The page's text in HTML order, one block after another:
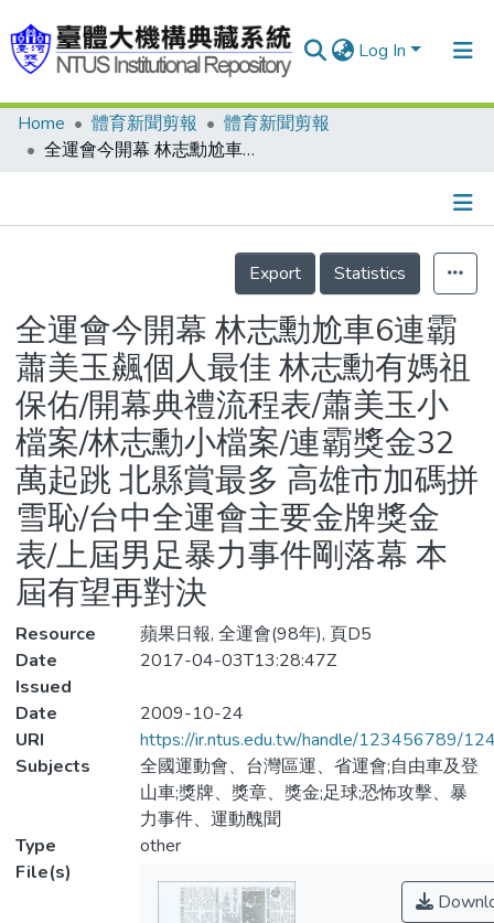
Log In
Communities & Collections
Statistics
Home 體育新聞剪報
體育新聞剪報
全運會今開幕 林志勳尬車6連霸 蕭美玉飆個人最佳 林志勳有媽祖保佑/開幕典禮流程表/蕭美玉小檔案/林志勳小檔案/連霸獎金32萬起跳 北縣賞最多 高雄市加碼拼雪恥/台中全運會主要金牌獎金表/上屆男足暴力事件剛落幕 本屆有望再對決
Details
Export
Statistics
全運會今開幕 林志勳尬車6連霸
蕭美玉飆個人最佳 林志勳有媽祖
保佑/開幕典禮流程表/蕭美玉小
檔案/林志勳小檔案/連霸獎金32
萬起跳 北縣賞最多 高雄市加碼拼
雪恥/台中全運會主要金牌獎金
表/上屆男足暴力事件剛落幕 本
屆有望再對決
Resource
蘋果日報, 全運會(98年), 頁D5
Date
Issued
2017-04-03T13:28:47Z
Date
2009-10-24
URI
https://ir.ntus.edu.tw/handle/123456789/
Subjects
全國運動會、台灣區運、省運會;自由車及登
山車;獎牌、獎章、獎金;足球;恐怖攻擊、暴
力事件、運動醜聞
Type
other
File(s)